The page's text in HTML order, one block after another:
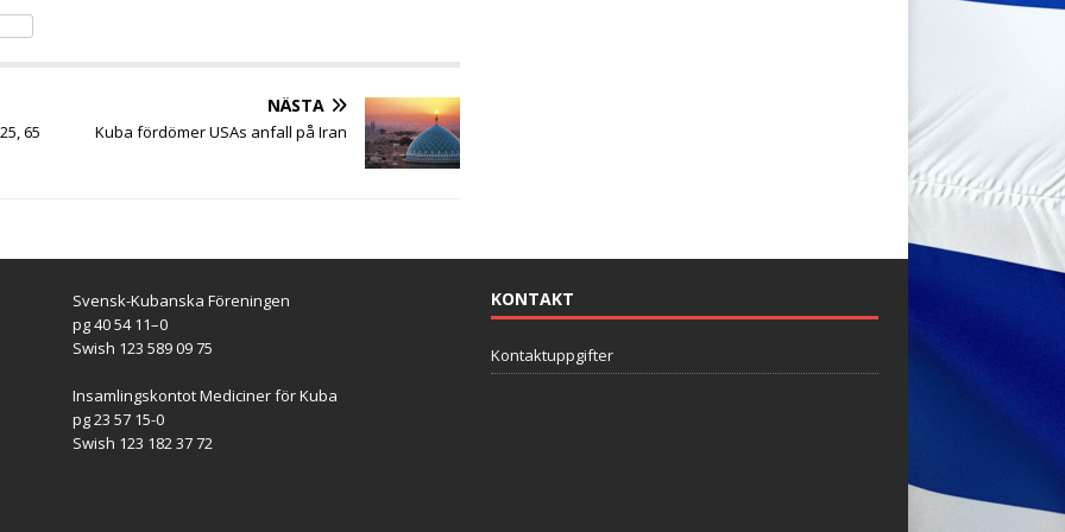
65
NÄSTA
Kuba fördömer USAs anfall på Iran
Svensk-Kubanska Föreningen
pg 40 54 11–0
Swish 123 589 09 75
Insamlingskontot Mediciner för Kuba
pg 23 57 15-0
Swish 123 182 37 72
KONTAKT
Kontaktuppgifter